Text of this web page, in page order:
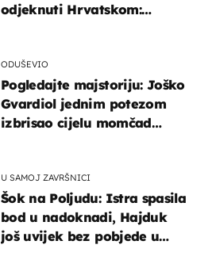
odjeknuti Hrvatskom:
ODUŠEVIO
Pogledajte majstoriju: Joško
Gvardiol jednim potezom
izbrisao cijelu momčad
U SAMOJ ZAVRŠNICI
Šok na Poljudu: Istra spasila
bod u nadoknadi, Hajduk
još uvijek bez pobjede u